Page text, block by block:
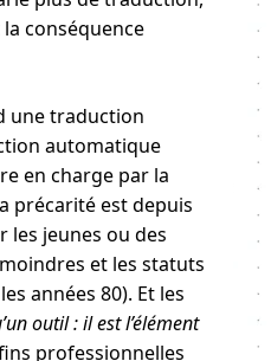
conséquence
une traduction
automatique
en charge par la
précarité est depuis
les jeunes ou des
et les statuts
années 80). Et les
outil : il est l’élément
professionnelles